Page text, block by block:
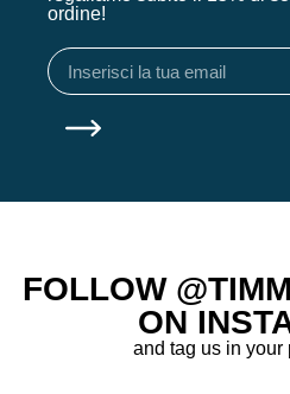
ordine!
FOLLOW
ON
and tag us in your